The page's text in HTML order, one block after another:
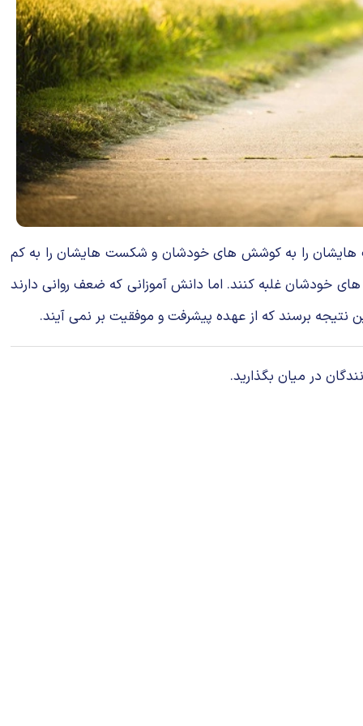
هایشان را به کوشش های خودشان و شکست هایشان را به کم
خودشان غلبه کنند. اما دانش آموزانی که ضعف روانی دارند
برسند که از عهده پیشرفت و موفقیت بر نمی آیند.
در میان بگذارید.